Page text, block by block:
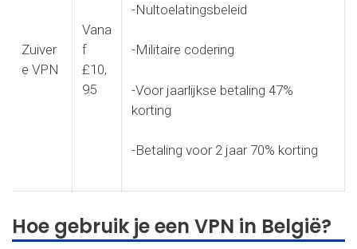
Zuiver
e VPN
Vana
f
£10,
95
-Nultoelatingsbeleid
-Militaire codering
-Voor jaarlijkse betaling 47%
korting
-Betaling voor 2 jaar 70% korting
Hoe gebruik je een VPN in België?